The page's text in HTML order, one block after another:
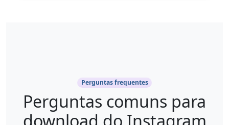
Perguntas frequentes
Perguntas comuns para